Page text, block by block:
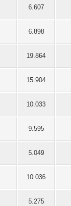
6.607
6.898
19.864
15.904
10.033
9.595
5.049
10.036
5.275